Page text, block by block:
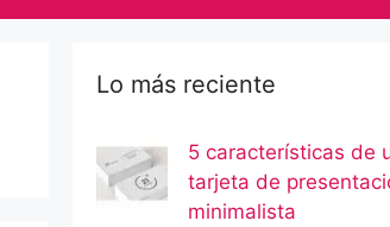
Lo más reciente
5 características de
tarjeta de
minimalista